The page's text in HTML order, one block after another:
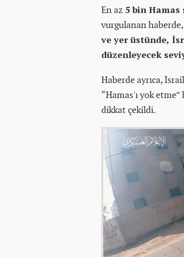
En az 5 bin Hamas
vurgulanan haberde,
ve yer üstünde,
düzenleyecek
Haberde ayrıca,
“Hamas'ı yok
dikkat çekildi.